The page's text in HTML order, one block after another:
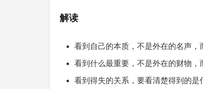
解读
看到自己的本质，不是外在的名声，
看到什么最重要，不是外在的财物，
看到得失的关系，要看清楚得到的是